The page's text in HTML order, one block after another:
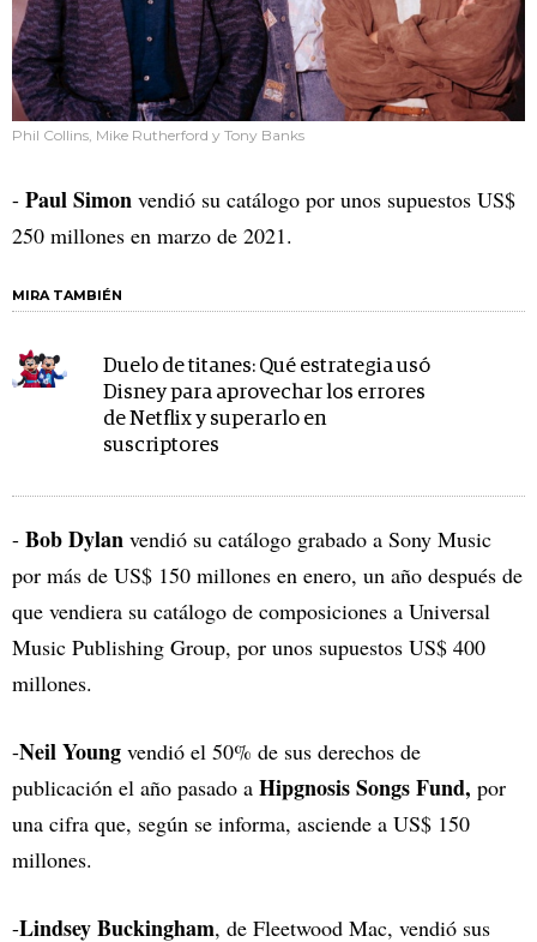
Phil Collins, Mike Rutherford y Tony Banks
- Paul Simon vendió su catálogo por unos supuestos US$
250 millones en marzo de 2021.
MIRA TAMBIÉN
Duelo de titanes: Qué estrategia usó
Disney para aprovechar los errores
de Netflix y superarlo en
suscriptores
- Bob Dylan vendió su catálogo grabado a Sony Music
por más de US$ 150 millones en enero, un año después de
que vendiera su catálogo de composiciones a Universal
Music Publishing Group, por unos supuestos US$ 400
millones.
-Neil Young vendió el 50% de sus derechos de
publicación el año pasado a Hipgnosis Songs Fund, por
una cifra que, según se informa, asciende a US$ 150
millones.
-Lindsey Buckingham, de Fleetwood Mac, vendió sus